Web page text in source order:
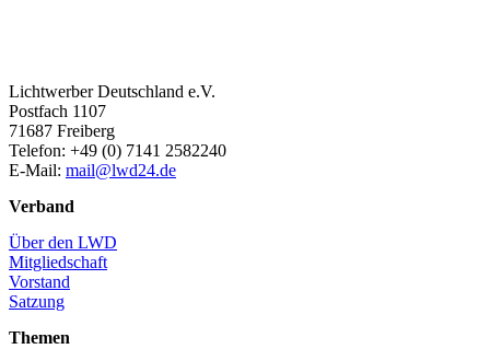
Lichtwerber Deutschland e.V.
Postfach 1107
71687 Freiberg
Telefon: +49 (0) 7141 2582240
E-Mail: mail@lwd24.de
Verband
Über den LWD
Mitgliedschaft
Vorstand
Satzung
Themen